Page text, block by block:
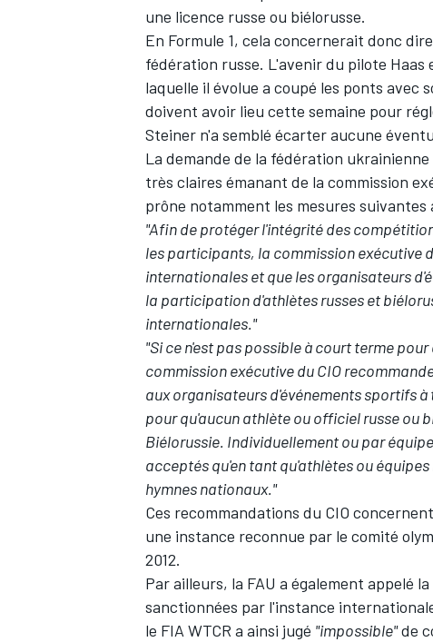
une licence russe ou biélorusse.
En Formule 1, cela concernerait donc
fédération russe. L'avenir du pilote
laquelle il évolue a coupé les ponts avec
doivent avoir lieu cette semaine pour
Steiner n'a semblé écarter aucune
La demande de la fédération
très claires émanant de la commission
prône notamment les mesures
"Afin de protéger l'intégrité des
les participants, la commission exécutive
internationales et que les organisateurs
la participation d'athlètes russes et
internationales."
"Si ce n'est pas possible à court terme
commission exécutive du CIO
aux organisateurs d'événements sportifs
pour qu'aucun athlète ou officiel russe ou
Biélorussie. Individuellement ou par
acceptés qu'en tant qu'athlètes ou
hymnes nationaux."
Ces recommandations du CIO
une instance reconnue par le comité
2012.
Par ailleurs, la FAU a également appelé
sanctionnées par l'instance
le FIA WTCR a ainsi jugé "impossible"de